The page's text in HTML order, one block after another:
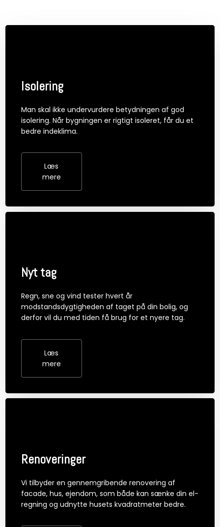
Isolering
Man skal ikke undervurdere betydningen af god
isolering. Når bygningen er rigtigt isoleret, får du et
bedre indeklima.
Læs
mere​
Nyt tag
Regn, sne og vind tester hvert år
modstandsdygtigheden af taget på din bolig, og
derfor vil du med tiden få brug for et nyere tag.
Læs
mere​
Renoveringer
Vi tilbyder en gennemgribende renovering af
facade, hus, ejendom, som både kan sænke din el-
regning og udnytte husets kvadratmeter bedre.